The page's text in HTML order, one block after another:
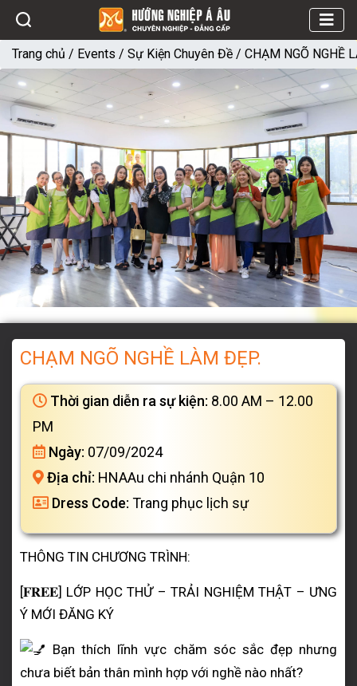
Trang chủ / Events / Sự Kiện Chuyên Đề / CHẠM NGÕ NGHỀ
CHẠM NGÕ NGHỀ LÀM ĐẸP.
Thời gian diễn ra sự kiện: 8.00 AM – 12.00
PM
Ngày: 07/09/2024
Địa chỉ: HNAAu chi nhánh Quận 10
Dress Code: Trang phục lịch sự
THÔNG TIN CHƯƠNG TRÌNH:
[𝐅𝐑𝐄𝐄] LỚP HỌC THỬ – TRẢI NGHIỆM THẬT – ƯNG
Ý MỚI ĐĂNG KÝ
Bạn thích lĩnh vực chăm sóc sắc đẹp nhưng
chưa biết bản thân mình hợp với nghề nào nhất?